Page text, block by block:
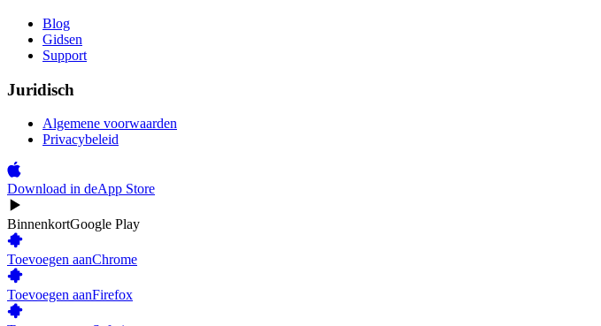
Blog
Gidsen
Support
Juridisch
Algemene voorwaarden
Privacybeleid
Download in deApp Store
BinnenkortGoogle Play
Toevoegen aanChrome
Toevoegen aanFirefox